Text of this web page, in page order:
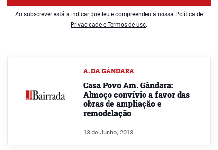
Ao subscrever está a indicar que leu e compreendeu a nossa Política de
Privacidade e Termos de uso.
A. DA GÂNDARA
Casa Povo Am. Gândara:
Almoço convívio a favor das
obras de ampliação e
remodelação
13 de Junho, 2013